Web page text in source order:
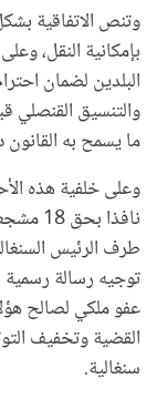
وتنص الاتفاقية
بإمكانية النقل،
البلدين لضمان
والتنسيق القنصلي
ما يسمح به القانون
وعلى خلفية هذه
طرف الرئيس
توجيه رسالة
عفو ملكي لصالح
القضية وتخفيف
سنغالية.